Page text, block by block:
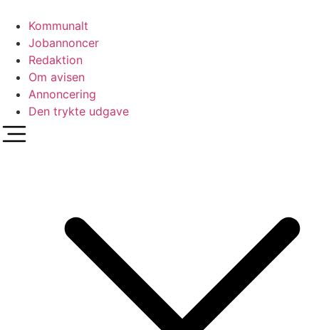
indhold
Kommunalt
Jobannoncer
Redaktion
Om avisen
Annoncering
Den trykte udgave